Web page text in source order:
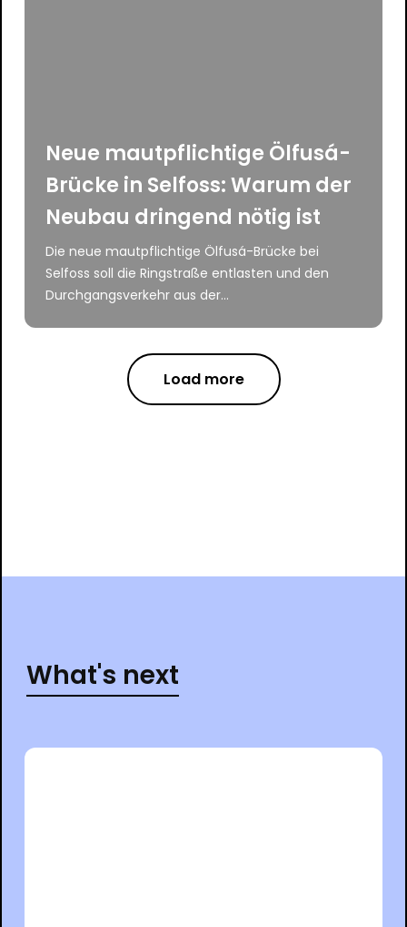
Neue mautpflichtige Ölfusá-
Brücke in Selfoss: Warum der
Neubau dringend nötig ist
Die neue mautpflichtige Ölfusá-Brücke bei
Selfoss soll die Ringstraße entlasten und den
Durchgangsverkehr aus der...
Load more
What's next